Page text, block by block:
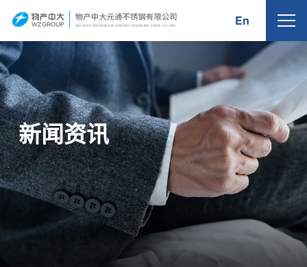
WUCHAN ZHONGDAYU ANTONGSTAINLESS STEEL CO., LTD. En
新闻资讯